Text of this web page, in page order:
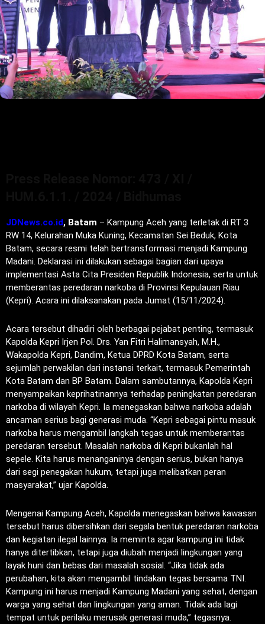
JDNews.co.id, Batam – Kampung Aceh yang terletak di RT 3
RW 14, Kelurahan Muka Kuning, Kecamatan Sei Beduk, Kota
Batam, secara resmi telah bertransformasi menjadi Kampung
Madani. Deklarasi ini dilakukan sebagai bagian dari upaya
implementasi Asta Cita Presiden Republik Indonesia, serta untuk
memberantas peredaran narkoba di Provinsi Kepulauan Riau
(Kepri). Acara ini dilaksanakan pada Jumat (15/11/2024).
Acara tersebut dihadiri oleh berbagai pejabat penting, termasuk
Kapolda Kepri Irjen Pol. Drs. Yan Fitri Halimansyah, M.H.,
Wakapolda Kepri, Dandim, Ketua DPRD Kota Batam, serta
sejumlah perwakilan dari instansi terkait, termasuk Pemerintah
Kota Batam dan BP Batam. Dalam sambutannya, Kapolda Kepri
menyampaikan keprihatinannya terhadap peningkatan peredaran
narkoba di wilayah Kepri. Ia menegaskan bahwa narkoba adalah
ancaman serius bagi generasi muda. “Kepri sebagai pintu masuk
narkoba harus mengambil langkah tegas untuk memberantas
peredaran tersebut. Masalah narkoba di Kepri bukanlah hal
sepele. Kita harus menanganinya dengan serius, bukan hanya
dari segi penegakan hukum, tetapi juga melibatkan peran
masyarakat,” ujar Kapolda.
Mengenai Kampung Aceh, Kapolda menegaskan bahwa kawasan
tersebut harus dibersihkan dari segala bentuk peredaran narkoba
dan kegiatan ilegal lainnya. Ia meminta agar kampung ini tidak
hanya ditertibkan, tetapi juga diubah menjadi lingkungan yang
layak huni dan bebas dari masalah sosial. “Jika tidak ada
perubahan, kita akan mengambil tindakan tegas bersama TNI.
Kampung ini harus menjadi Kampung Madani yang sehat, dengan
warga yang sehat dan lingkungan yang aman. Tidak ada lagi
tempat untuk perilaku merusak generasi muda,” tegasnya.